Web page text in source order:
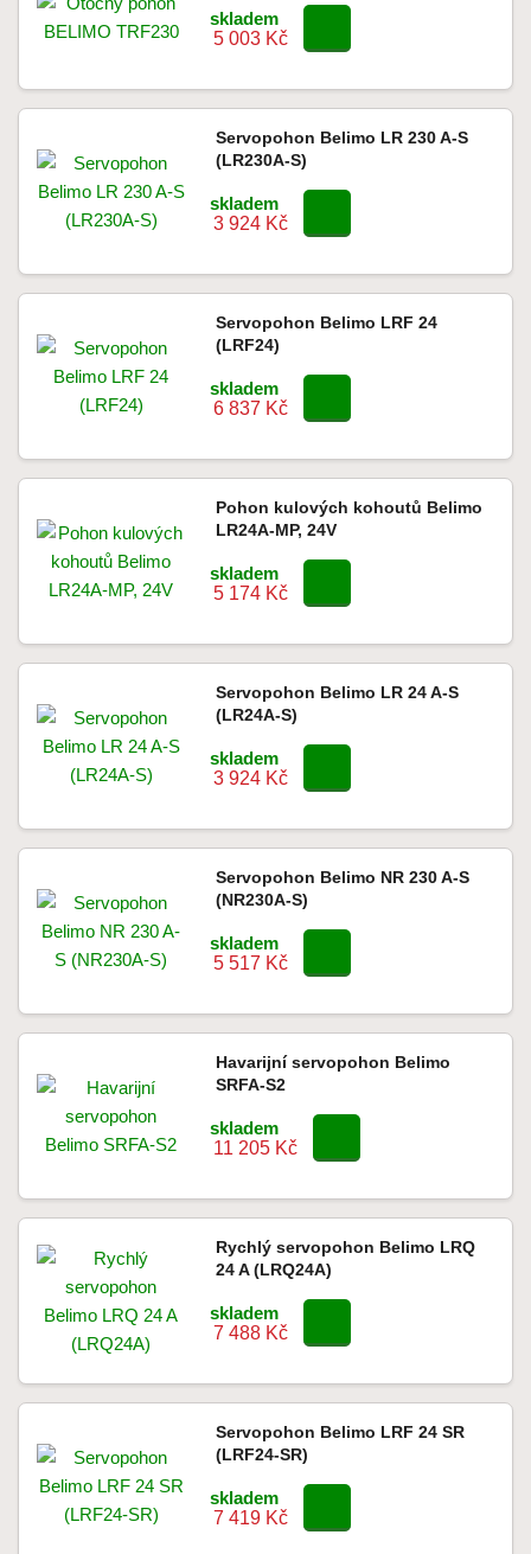
skladem
5 003 Kč
Servopohon Belimo LR 230 A-S
(LR230A-S)
skladem
3 924 Kč
Servopohon Belimo LRF 24
(LRF24)
skladem
6 837 Kč
Pohon kulových kohoutů Belimo
LR24A-MP, 24V
skladem
5 174 Kč
Servopohon Belimo LR 24 A-S
(LR24A-S)
skladem
3 924 Kč
Servopohon Belimo NR 230 A-S
(NR230A-S)
skladem
5 517 Kč
Havarijní servopohon Belimo
SRFA-S2
skladem
11 205 Kč
Rychlý servopohon Belimo LRQ
24 A (LRQ24A)
skladem
7 488 Kč
Servopohon Belimo LRF 24 SR
(LRF24-SR)
skladem
7 419 Kč